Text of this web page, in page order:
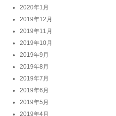
2020年1月
2019年12月
2019年11月
2019年10月
2019年9月
2019年8月
2019年7月
2019年6月
2019年5月
2019年4月